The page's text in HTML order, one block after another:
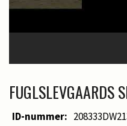
FUGLSLEVGAARDS
ID-nummer: